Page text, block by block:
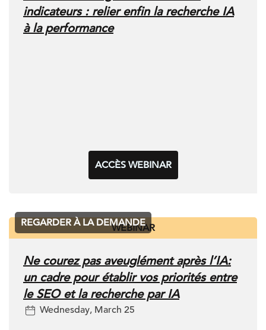
indicateurs : relier enfin la recherche IA
à la performance
ACCÈS WEBINAR
WEBINAR
REGARDER À LA DEMANDE
Ne courez pas aveuglément après l’IA:
un cadre pour établir vos priorités entre
le SEO et la recherche par IA
Wednesday, March 25